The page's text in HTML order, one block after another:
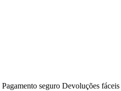
Pagamento seguro Devoluções fáceis